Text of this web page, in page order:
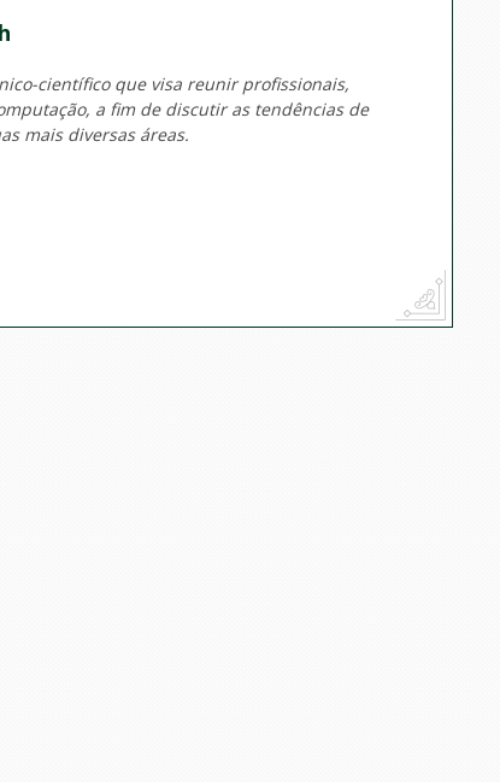
científico que visa reunir profissionais,
a fim de discutir as tendências de
mais diversas áreas.